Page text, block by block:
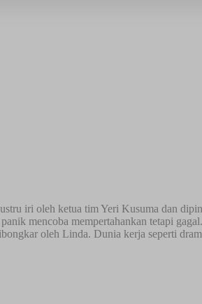
iri oleh ketua tim Yeri Kusuma dan
mencoba mempertahankan tetapi
oleh Linda. Dunia kerja seperti